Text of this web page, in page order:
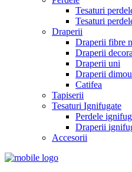
Tesaturi
Tesaturi
Draperii
Draperii fibre
Draperii
Draperii uni
Draperii
Catifea
Tapiserii
Tesaturi Ignifugate
Perdele
Draperii
Accesorii